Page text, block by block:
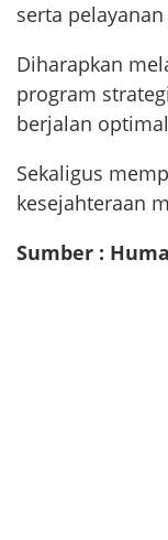
serta
Diharapkan
program
berjalan
Sekaligus
kesejahteraan
Sumber :